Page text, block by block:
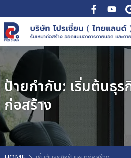
ป้ายกำกับ: เริ่มต้นธุร
ก่อสร้าง